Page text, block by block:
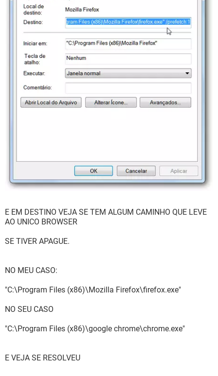
E EM DESTINO VEJA SE TEM ALGUM CAMINHO QUE LEVE
AO UNICO BROWSER
SE TIVER APAGUE.
NO MEU CASO:
"C:\Program Files (x86)\Mozilla Firefox\firefox.exe"
NO SEU CASO
"C:\Program Files (x86)\google chrome\chrome.exe"
E VEJA SE RESOLVEU